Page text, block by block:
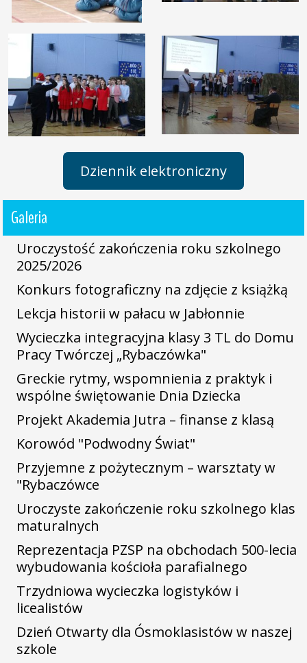
Dziennik elektroniczny
Galeria
Uroczystość zakończenia roku szkolnego
2025/2026
Konkurs fotograficzny na zdjęcie z książką
Lekcja historii w pałacu w Jabłonnie
Wycieczka integracyjna klasy 3 TL do Domu
Pracy Twórczej „Rybaczówka"
Greckie rytmy, wspomnienia z praktyk i
wspólne świętowanie Dnia Dziecka
Projekt Akademia Jutra – finanse z klasą
Korowód "Podwodny Świat"
Przyjemne z pożytecznym – warsztaty w
"Rybaczówce
Uroczyste zakończenie roku szkolnego klas
maturalnych
Reprezentacja PZSP na obchodach 500-lecia
wybudowania kościoła parafialnego
Trzydniowa wycieczka logistyków i
licealistów
Dzień Otwarty dla Ósmoklasistów w naszej
szkole